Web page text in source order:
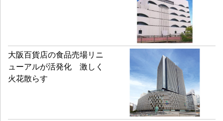
大阪百貨店の食品売場リニ
ューアルが活発化 激しく
火花散らす